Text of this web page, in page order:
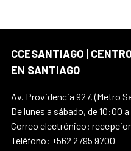
CCESANTIAGO |
EN SANTIAGO
Av. Providencia 927, (Metro
De lunes a sábado, de 10:00
Correo electrónico:
Teléfono: +562 2795 9700